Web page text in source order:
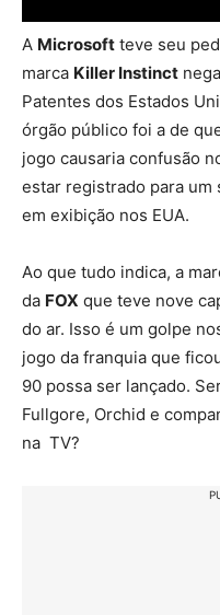
A Microsoft teve seu
marca Killer Instinct
Patentes dos Estados
órgão público foi a de
jogo causaria confusão
estar registrado para
em exibição nos EUA.
Ao que tudo indica, a
da FOX que teve nove
do ar. Isso é um golpe
jogo da franquia que
90 possa ser lançado.
Fullgore, Orchid e
na TV?